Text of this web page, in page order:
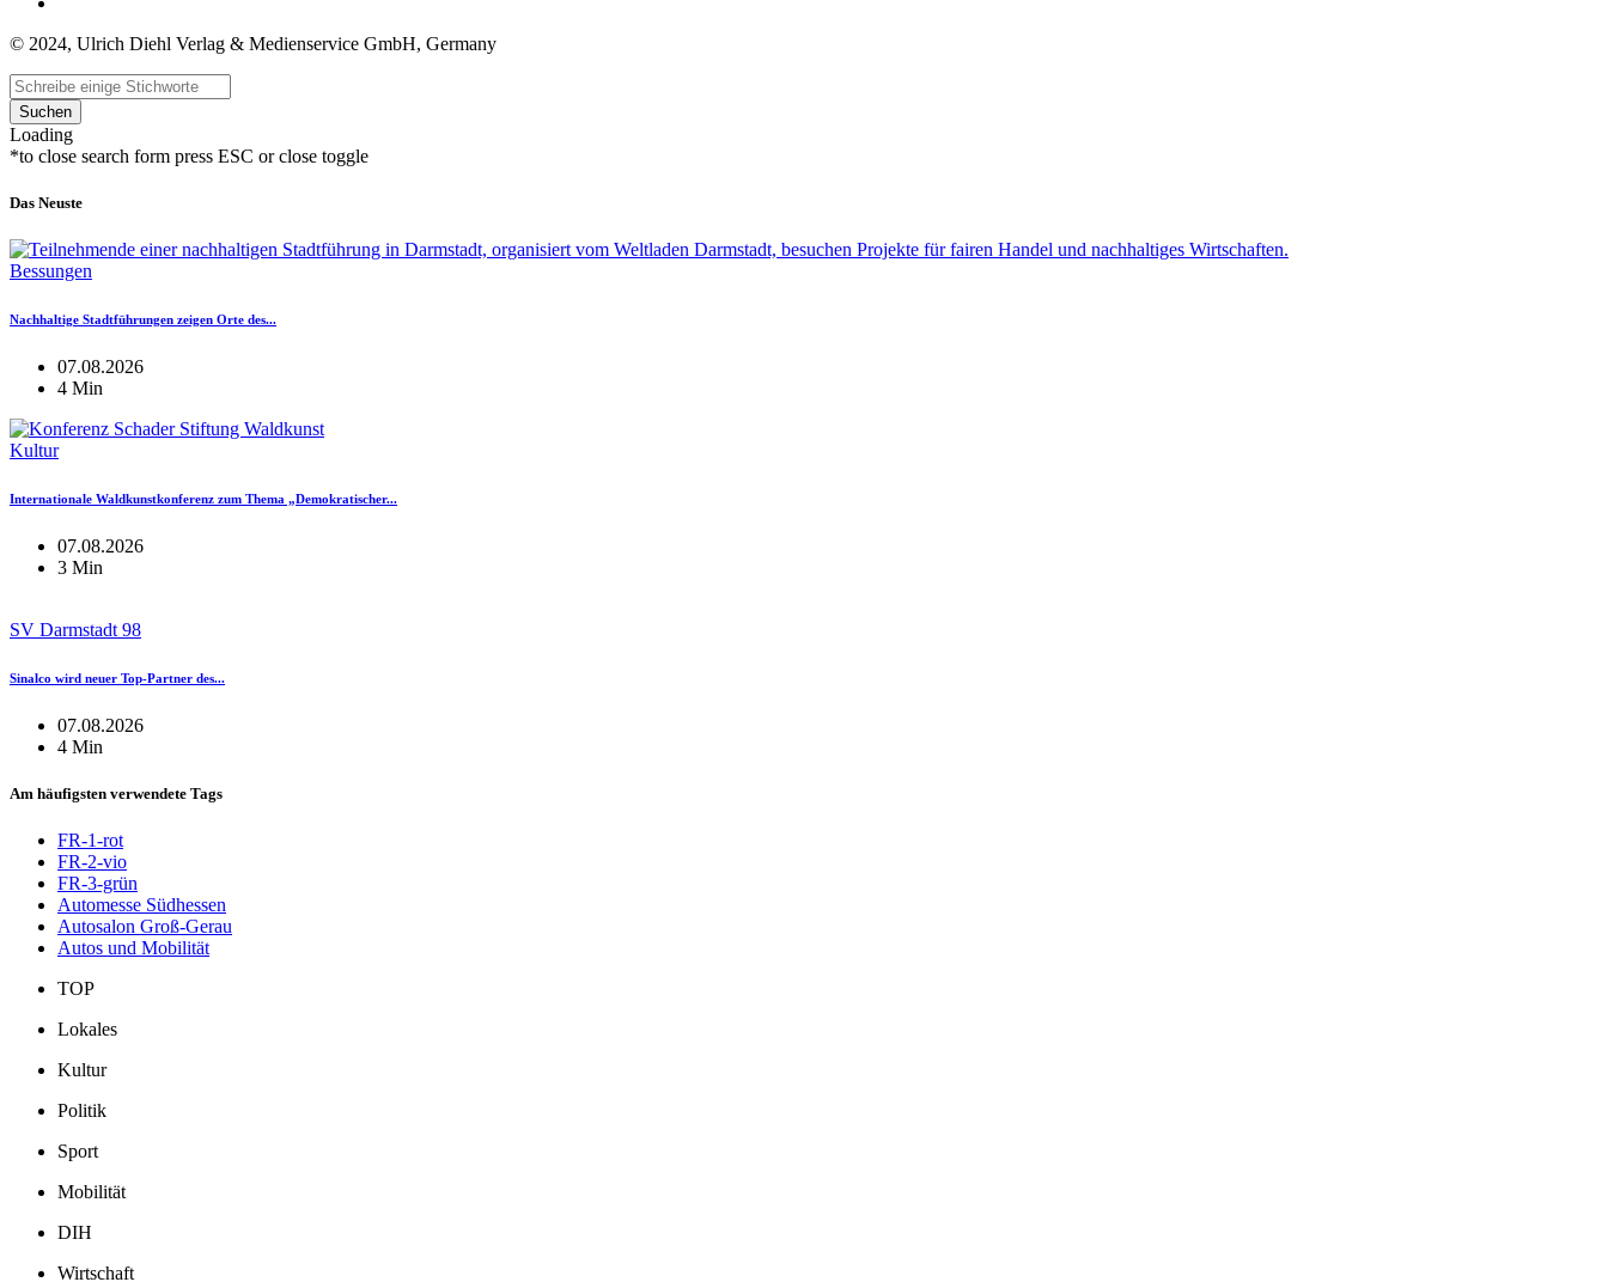
© 2024, Ulrich Diehl Verlag & Medienservice GmbH, Germany
Suchen
Loading
*to close search form press ESC or close toggle
Das Neuste
Bessungen
Nachhaltige Stadtführungen zeigen Orte des...
07.08.2026
4 Min
Kultur
Internationale Waldkunstkonferenz zum Thema „Demokratischer...
07.08.2026
3 Min
SV Darmstadt 98
Sinalco wird neuer Top-Partner des...
07.08.2026
4 Min
Am häufigsten verwendete Tags
FR-1-rot
FR-2-vio
FR-3-grün
Automesse Südhessen
Autosalon Groß-Gerau
Autos und Mobilität
TOP
Lokales
Kultur
Politik
Sport
Mobilität
DIH
Wirtschaft